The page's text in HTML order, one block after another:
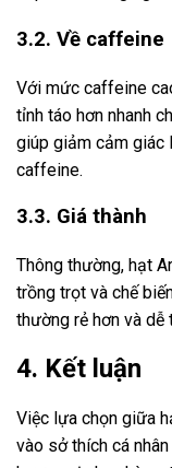
3.2. Về caffeine
Với mức caffeine
tỉnh táo hơn nhanh
giúp giảm cảm giác
caffeine.
3.3. Giá thành
Thông thường, hạt
trồng trọt và chế
thường rẻ hơn và dễ
4. Kết luận
Việc lựa chọn giữa
vào sở thích cá